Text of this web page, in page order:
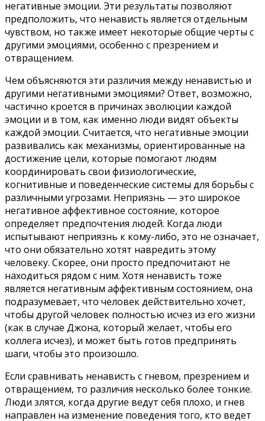
негативные эмоции. Эти результаты позволяют
предположить, что ненависть является отдельным
чувством, но также имеет некоторые общие черты с
другими эмоциями, особенно с презрением и
отвращением.
Чем объясняются эти различия между ненавистью и
другими негативными эмоциями? Ответ, возможно,
частично кроется в причинах эволюции каждой
эмоции и в том, как именно люди видят объекты
каждой эмоции. Считается, что негативные эмоции
развивались как механизмы, ориентированные на
достижение цели, которые помогают людям
координировать свои физиологические,
когнитивные и поведенческие системы для борьбы с
различными угрозами. Неприязнь — это широкое
негативное аффективное состояние, которое
определяет предпочтения людей. Когда люди
испытывают неприязнь к кому-либо, это не означает,
что они обязательно хотят навредить этому
человеку. Скорее, они просто предпочитают не
находиться рядом с ним. Хотя ненависть тоже
является негативным аффективным состоянием, она
подразумевает, что человек действительно хочет,
чтобы другой человек полностью исчез из его жизни
(как в случае Джона, который желает, чтобы его
коллега исчез), и может быть готов предпринять
шаги, чтобы это произошло.
Если сравнивать ненависть с гневом, презрением и
отвращением, то различия несколько более тонкие.
Люди злятся, когда другие ведут себя плохо, и гнев
направлен на изменение поведения того, кто ведет